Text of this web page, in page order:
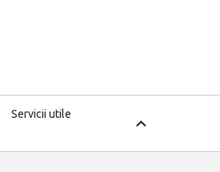
Servicii utile